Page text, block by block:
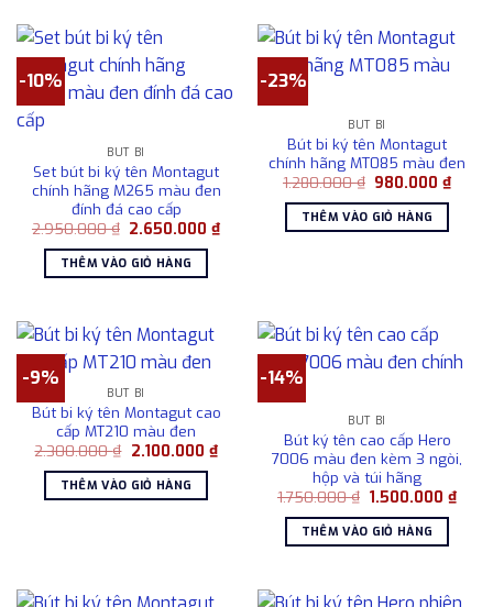
-10%
BÚT BI
Set bút bi ký tên Montagut
chính hãng M265 màu đen
đính đá cao cấp
2.950.000₫ Giá
là:
2.950.000 ₫.
2.650.000₫Giá
hiện
THÊM VÀO GIỎ HÀNG
-23%
BÚT BI
Bút bi ký tên Montagut
chính hãng MT085 màu đen
1.280.000₫ Giá
là:
1.280.000 ₫.
980.000₫Giá
hiện
THÊM VÀO GIỎ HÀNG
-9%
BÚT BI
Bút bi ký tên Montagut cao
cấp MT210 màu đen
2.300.000₫ Giá
là:
2.300.000 ₫.
2.100.000 ₫Giá
2.100.000 ₫.
THÊM VÀO GIỎ HÀNG
-14%
BÚT BI
Bút ký tên cao cấp Hero
7006 màu đen kèm 3 ngòi,
hộp và túi hãng
1.750.000₫ Giá
là:
1.750.000 ₫.
1.500.000₫Giá
THÊM VÀO GIỎ HÀNG